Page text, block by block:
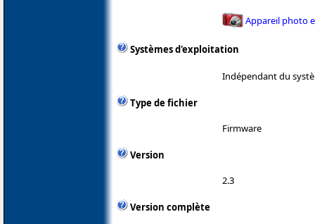
Appareil photo
Systèmes d'exploitation
Indépendant du
Type de fichier
Firmware
Version
2.3
Version complète